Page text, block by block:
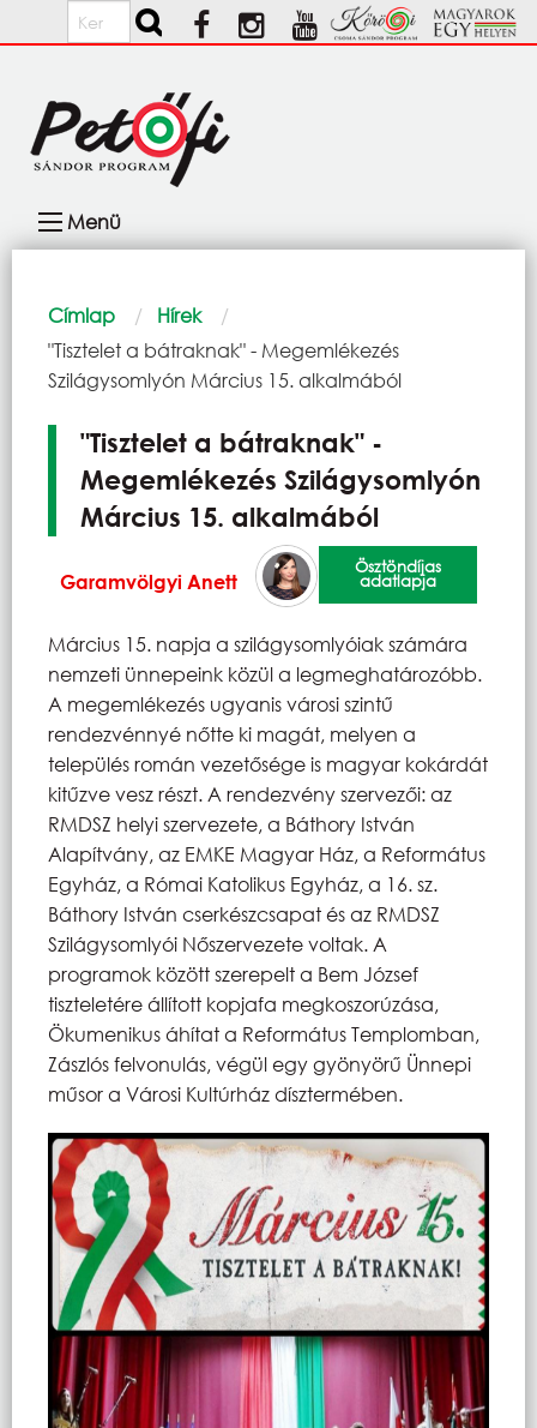
Ugrás a tartalomra
Keresés
navigáció
Menü
Morzsa
Címlap
Hírek
Current:
"Tisztelet a bátraknak" - Megemlékezés
Szilágysomlyón Március 15. alkalmából
"Tisztelet a bátraknak" -
Megemlékezés Szilágysomlyón
Március 15. alkalmából
Garamvölgyi Anett
Ösztöndíjas
adatlapja
Március 15. napja a szilágysomlyóiak számára
nemzeti ünnepeink közül a legmeghatározóbb.
A megemlékezés ugyanis városi szintű
rendezvénnyé nőtte ki magát, melyen a
település román vezetősége is magyar kokárdát
kitűzve vesz részt. A rendezvény szervezői: az
RMDSZ helyi szervezete, a Báthory István
Alapítvány, az EMKE Magyar Ház, a Református
Egyház, a Római Katolikus Egyház, a 16. sz.
Báthory István cserkészcsapat és az RMDSZ
Szilágysomlyói Nőszervezete voltak. A
programok között szerepelt a Bem József
tiszteletére állított kopjafa megkoszorúzása,
Ökumenikus áhítat a Református Templomban,
Zászlós felvonulás, végül egy gyönyörű Ünnepi
műsor a Városi Kultúrház dísztermében.